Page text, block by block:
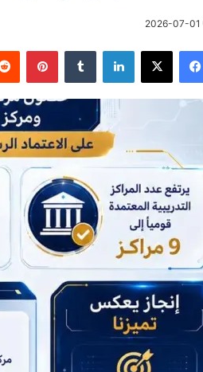
2026-07-01
فيسبوك لينكدإن بينتيريست